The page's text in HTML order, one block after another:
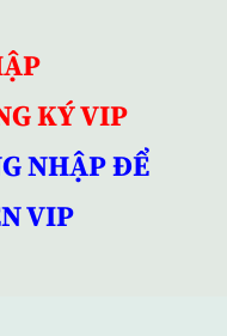
KÝ VIP
NHẬP ĐỂ
VIP